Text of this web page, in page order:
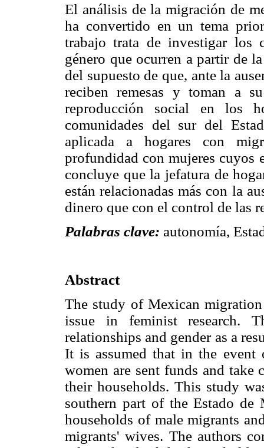
El análisis de la migración de
ha convertido en un tema
trabajo trata de investigar los
género que ocurren a partir de
del supuesto de que, ante la
reciben remesas y toman a
reproducción social en los
comunidades del sur del
aplicada a hogares con
profundidad con mujeres cuyos
concluye que la jefatura de
están relacionadas más con la
dinero que con el control de las
Palabras clave: autonomía,
Abstract
The study of Mexican
issue in feminist research.
relationships and gender as a
It is assumed that in the event
women are sent funds and take
their households. This study
southern part of the Estado
households of male migrants
migrants' wives. The authors